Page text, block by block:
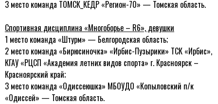
3 место команда ТОМСК_КЕДР «Регион-70» — Томская область.
Спортивная дисциплина «Многоборье – R6», девушки
1 место команда «Штурм» — Белгородская область;
2 место команда «Бирюсиночка» «Ирбис-Пузырики» ТСК «Ирбис»,
КГАУ «РЦСП «Академия летних видов спорта» г. Красноярск –
Красноярский край;
3 место команда «Одиссеюшка» МБОУДО «Копыловский п/к
«Одиссей» — Томская область.